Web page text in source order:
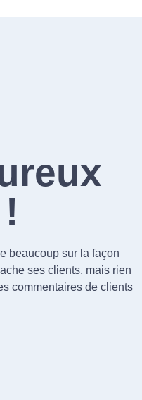
beaucoup sur la façon
ses clients, mais rien
commentaires de clients